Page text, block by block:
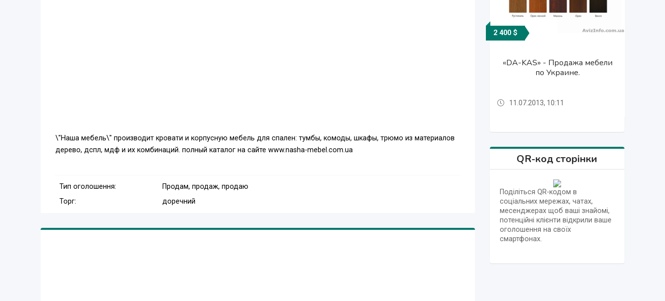
\"Наша мебель\" производит кровати и корпусную мебель для спален: тумбы, комоды, шкафы, трюмо из материалов
дерево, дспл, мдф и их комбинаций. полный каталог на сайте www.nasha-mebel.com.ua
Тип оголошення:
Продам, продаж, продаю
Торг:
доречний
1 500 грн.
«DA-KAS» - Продажа
кроватей, мебели.
09.07.2012, 08:19
2 400 $
«DA-KAS» - Продажа мебели
по Украине.
11.07.2013, 10:11
1 500 грн.
«DA-KAS» - Продажа
кроватей, мебели.
09.07.2012, 08:19
2 400 $
«DA-KAS» - Продажа мебели
по Украине.
11.07.2013, 10:11
QR-код сторінки
Поділіться QR-кодом в
соціальних мережах, чатах,
месенджерах щоб ваші знайомі,
потенційні клієнти відкрили ваше
оголошення на своїх
смартфонах.